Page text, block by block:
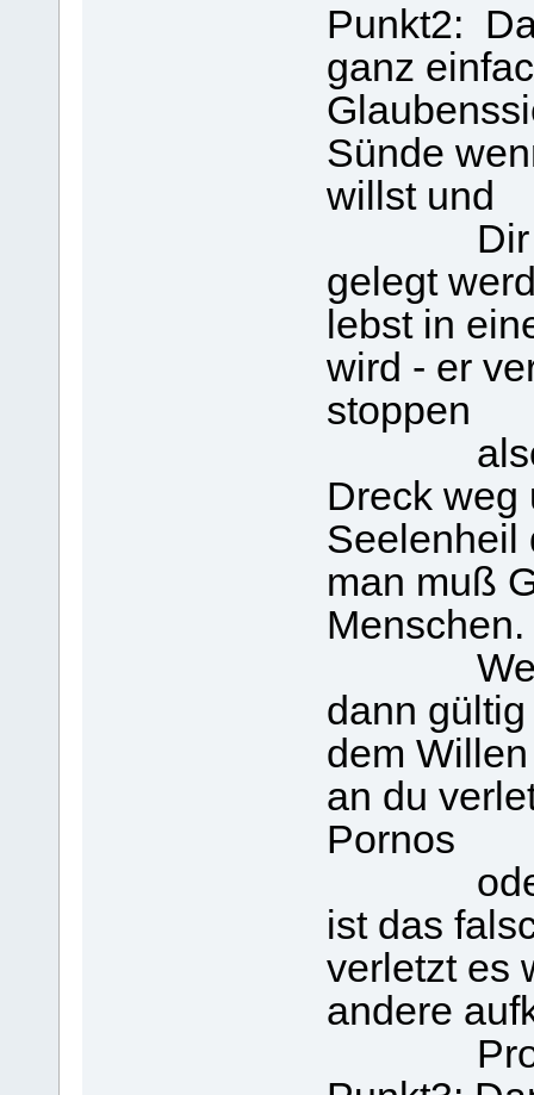
Punkt2:
ganz
Sünde
willst und
Dir
gelegt
lebst in
wird - er
stoppen
also
Dreck weg
man muß
Menschen.
dann
dem
an du
Pornos
oder
ist das
verletzt es
andere